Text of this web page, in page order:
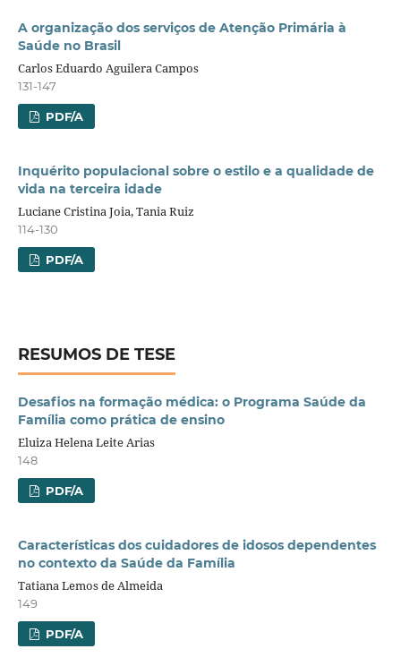
A organização dos serviços de Atenção Primária à
Saúde no Brasil
Carlos Eduardo Aguilera Campos
131-147
PDF/A
Inquérito populacional sobre o estilo e a qualidade de
vida na terceira idade
Luciane Cristina Joia, Tania Ruiz
114-130
PDF/A
RESUMOS DE TESE
Desafios na formação médica: o Programa Saúde da
Família como prática de ensino
Eluiza Helena Leite Arias
148
PDF/A
Características dos cuidadores de idosos dependentes
no contexto da Saúde da Família
Tatiana Lemos de Almeida
149
PDF/A